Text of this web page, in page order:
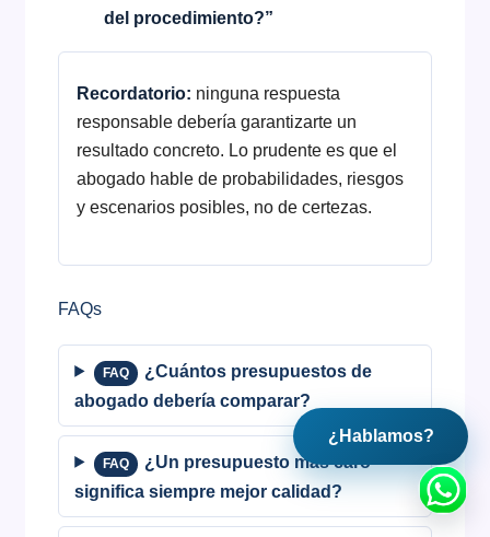
del procedimiento?”
Recordatorio: ninguna respuesta
responsable debería garantizarte un
resultado concreto. Lo prudente es que el
abogado hable de probabilidades, riesgos
y escenarios posibles, no de certezas.
FAQs
FAQ
¿Cuántos presupuestos de
abogado debería comparar?
FAQ
¿Un presupuesto más caro
significa siempre mejor calidad?
¿Hablamos?